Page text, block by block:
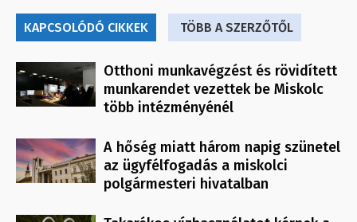
KAPCSOLÓDÓ CIKKEK TÖBB A SZERZŐTŐL
Otthoni munkavégzést és rövidített
munkarendet vezettek be Miskolc
több intézményénél
A hőség miatt három napig szünetel
az ügyfélfogadás a miskolci
polgármesteri hivatalban